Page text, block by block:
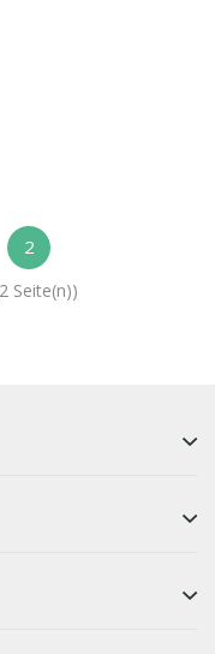
2
Seite(n))